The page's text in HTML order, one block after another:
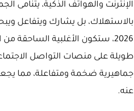
الإنترنت والهواتف الذكية،
بالاستهلاك، بل يشارك ويتفاعل
2026، ستكون الأغلبية
طويلة على منصات التواصل
جماهيرية ضخمة ومتفاعلة، مما
عنه.